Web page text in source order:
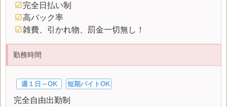
☑ 完全日払い制
☑ 高バック率
☑ 雑費、引かれ物、罰金一切無し！
勤務時間
週１日～OK 短期バイトOK
完全自由出勤制